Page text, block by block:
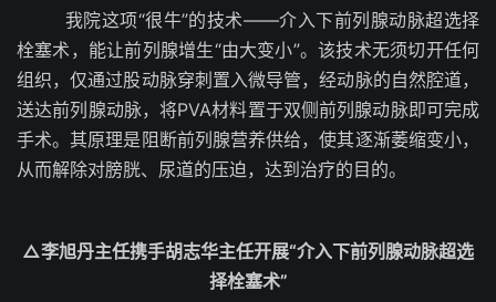
我院这项“很牛”的技术——介入下前列腺动脉超选择
栓塞术，能让前列腺增生“由大变小”。该技术无须切开任何
组织，仅通过股动脉穿刺置入微导管，经动脉的自然腔道，
送达前列腺动脉，将PVA材料置于双侧前列腺动脉即可完成
手术。其原理是阻断前列腺营养供给，使其逐渐萎缩变小，
从而解除对膀胱、尿道的压迫，达到治疗的目的。
△李旭丹主任携手胡志华主任开展“介入下前列腺动脉超选
择栓塞术”